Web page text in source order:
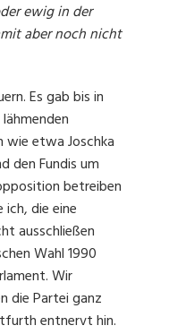
ewig in der
aber noch nicht
Es gab bis in
wie etwa Joschka
den Fundis um
betreiben
die eine
ausschließen
Wahl 1990
Wir
die Partei ganz
entnervt hin.